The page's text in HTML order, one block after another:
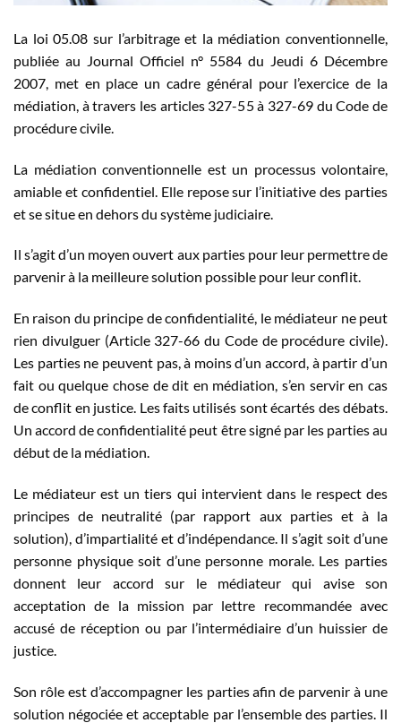
La loi 05.08 sur l’arbitrage et la médiation conventionnelle,
publiée au Journal Officiel n° 5584 du Jeudi 6 Décembre
2007, met en place un cadre général pour l’exercice de la
médiation, à travers les articles 327-55 à 327-69 du Code de
procédure civile.
La médiation conventionnelle est un processus volontaire,
amiable et confidentiel. Elle repose sur l’initiative des parties
et se situe en dehors du système judiciaire.
Il s’agit d’un moyen ouvert aux parties pour leur permettre de
parvenir à la meilleure solution possible pour leur conflit.
En raison du principe de confidentialité, le médiateur ne peut
rien divulguer (Article 327-66 du Code de procédure civile).
Les parties ne peuvent pas, à moins d’un accord, à partir d’un
fait ou quelque chose de dit en médiation, s’en servir en cas
de conflit en justice. Les faits utilisés sont écartés des débats.
Un accord de confidentialité peut être signé par les parties au
début de la médiation.
Le médiateur est un tiers qui intervient dans le respect des
principes de neutralité (par rapport aux parties et à la
solution), d’impartialité et d’indépendance. Il s’agit soit d’une
personne physique soit d’une personne morale. Les parties
donnent leur accord sur le médiateur qui avise son
acceptation de la mission par lettre recommandée avec
accusé de réception ou par l’intermédiaire d’un huissier de
justice.
Son rôle est d’accompagner les parties afin de parvenir à une
solution négociée et acceptable par l’ensemble des parties. Il